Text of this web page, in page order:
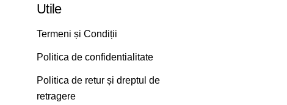
Utile
Termeni și Condiții
Politica de confidentialitate
Politica de retur și dreptul de
retragere